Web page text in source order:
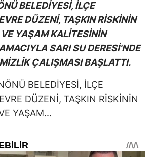
BELEDİYESİ, İLÇE
DÜZENİ, TAŞKIN RİSKİNİN
YAŞAM KALİTESİNİN
SARI SU DERESİ'NDE
ÇALIŞMASI BAŞLATTI.